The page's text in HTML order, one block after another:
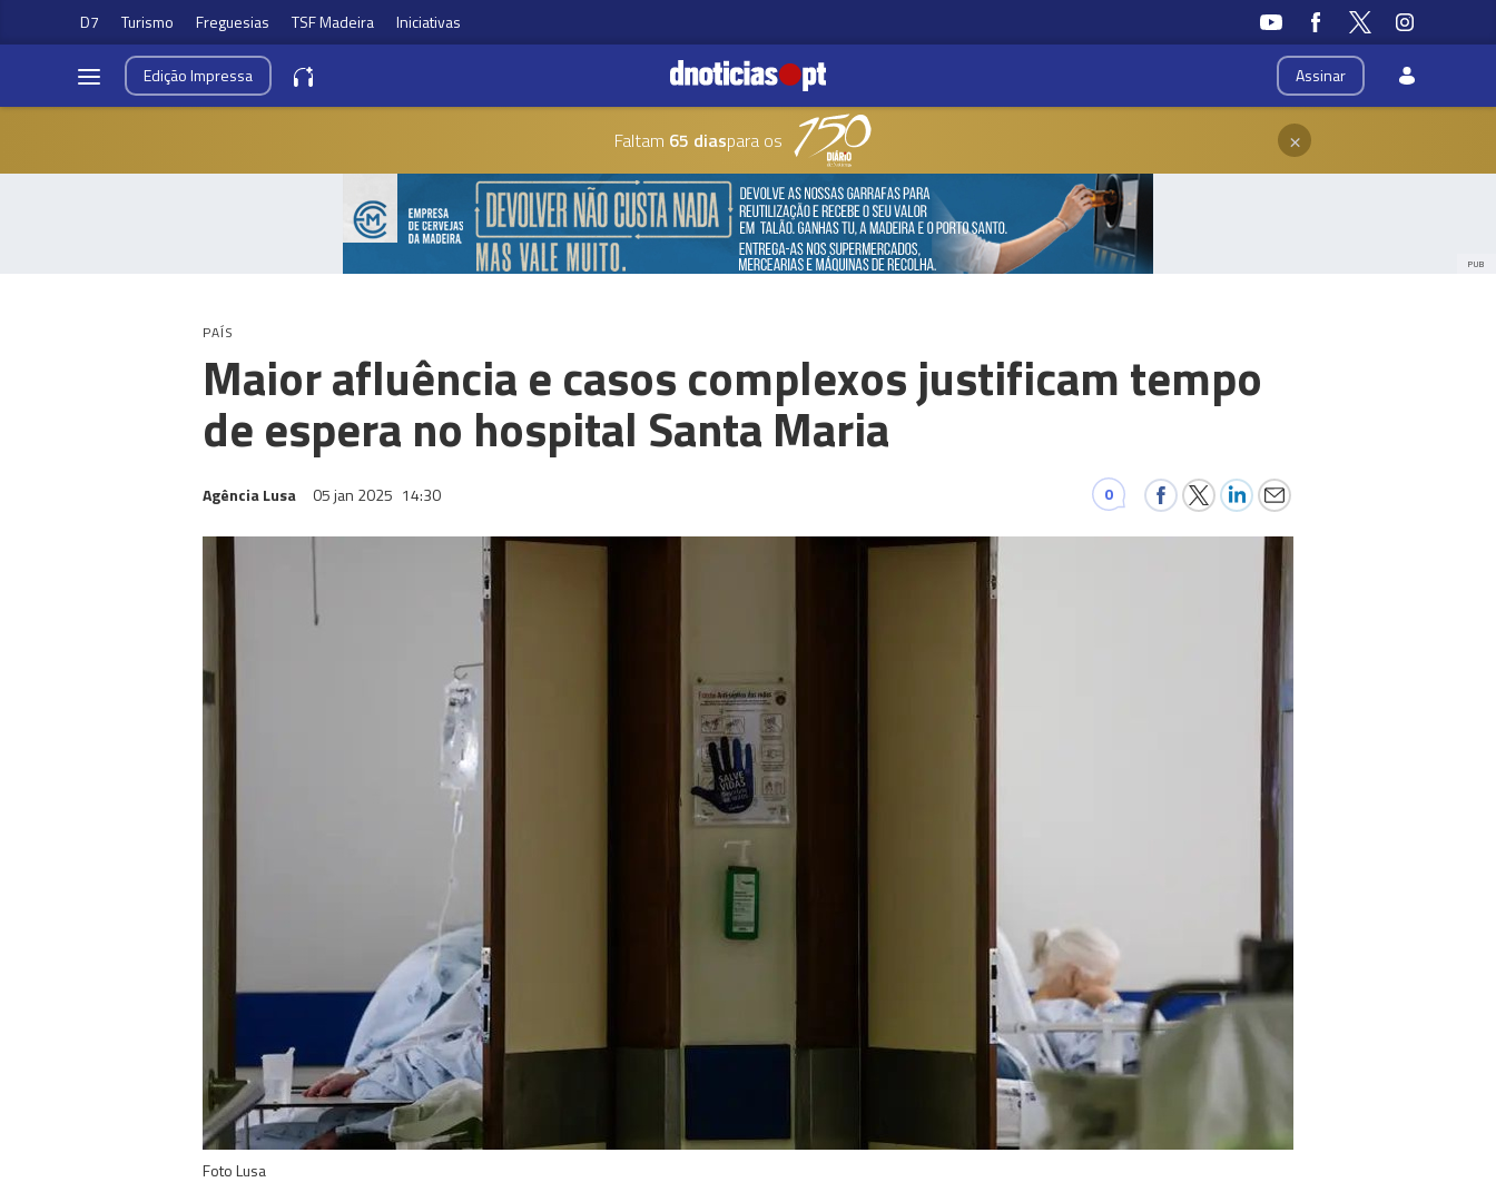
D7 Turismo Freguesias TSF Madeira Iniciativas
Assinar
EdiçãoImpressa
Faltam 65 diaspara os ×
PUB
PAÍS
Maior afluência e casos complexos justificam tempo
de espera no hospital Santa Maria
Agência Lusa 05 jan 2025 14:30 0
Foto Lusa